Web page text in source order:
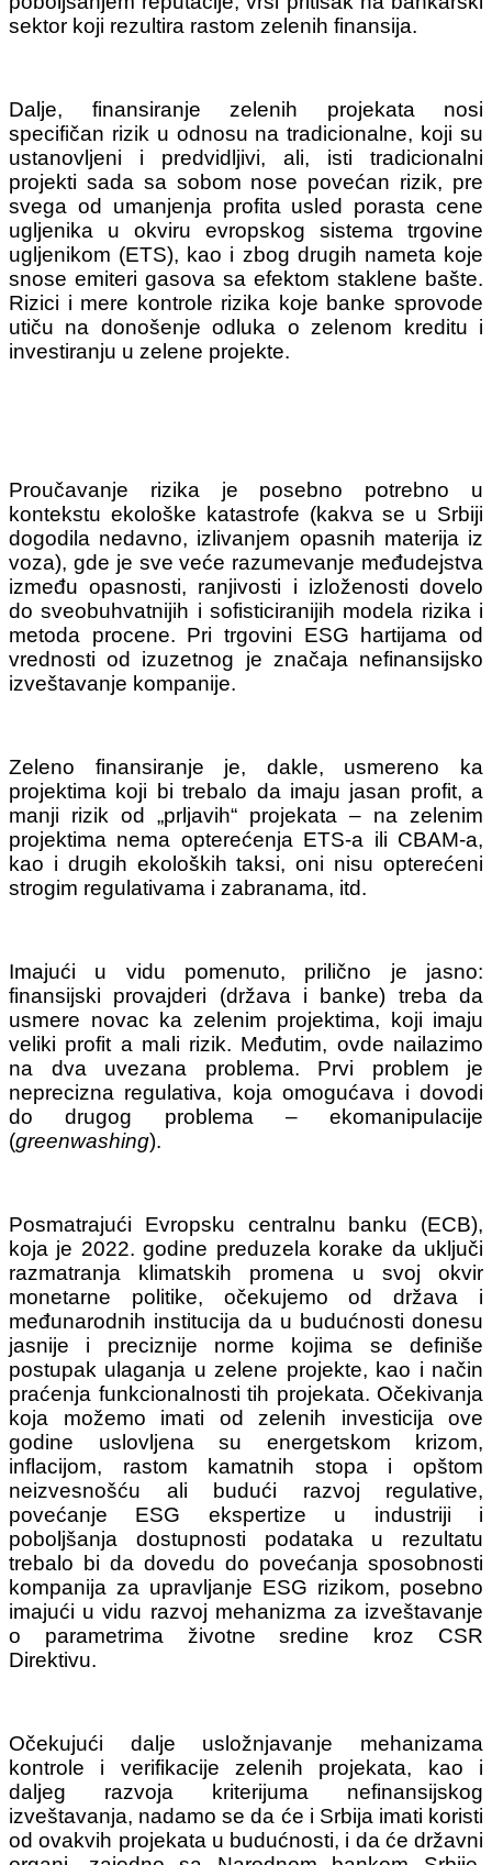
sektor koji rezultira rastom zelenih finansija.
Dalje, finansiranje zelenih projekata nosi
specifičan rizik u odnosu na tradicionalne, koji su
ustanovljeni i predvidljivi, ali, isti tradicionalni
projekti sada sa sobom nose povećan rizik, pre
svega od umanjenja profita usled porasta cene
ugljenika u okviru evropskog sistema trgovine
ugljenikom (ETS), kao i zbog drugih nameta koje
snose emiteri gasova sa efektom staklene bašte.
Rizici i mere kontrole rizika koje banke sprovode
utiču na donošenje odluka o zelenom kreditu i
investiranju u zelene projekte.
Proučavanje rizika je posebno potrebno u
kontekstu ekološke katastrofe (kakva se u Srbiji
dogodila nedavno, izlivanjem opasnih materija iz
voza), gde je sve veće razumevanje međudejstva
između opasnosti, ranjivosti i izloženosti dovelo
do sveobuhvatnijih i sofisticiranijih modela rizika i
metoda procene. Pri trgovini ESG hartijama od
vrednosti od izuzetnog je značaja nefinansijsko
izveštavanje kompanije.
Zeleno finansiranje je, dakle, usmereno ka
projektima koji bi trebalo da imaju jasan profit, a
manji rizik od „prljavih“ projekata – na zelenim
projektima nema opterećenja ETS-a ili CBAM-a,
kao i drugih ekoloških taksi, oni nisu opterećeni
strogim regulativama i zabranama, itd.
Imajući u vidu pomenuto, prilično je jasno:
finansijski provajderi (država i banke) treba da
usmere novac ka zelenim projektima, koji imaju
veliki profit a mali rizik. Međutim, ovde nailazimo
na dva uvezana problema. Prvi problem je
neprecizna regulativa, koja omogućava i dovodi
do drugog problema – ekomanipulacije
(greenwashing).
Posmatrajući Evropsku centralnu banku (ECB),
koja je 2022. godine preduzela korake da uključi
razmatranja klimatskih promena u svoj okvir
monetarne politike, očekujemo od država i
međunarodnih institucija da u budućnosti donesu
jasnije i preciznije norme kojima se definiše
postupak ulaganja u zelene projekte, kao i način
praćenja funkcionalnosti tih projekata. Očekivanja
koja možemo imati od zelenih investicija ove
godine uslovljena su energetskom krizom,
inflacijom, rastom kamatnih stopa i opštom
neizvesnošću ali budući razvoj regulative,
povećanje ESG ekspertize u industriji i
poboljšanja dostupnosti podataka u rezultatu
trebalo bi da dovedu do povećanja sposobnosti
kompanija za upravljanje ESG rizikom, posebno
imajući u vidu razvoj mehanizma za izveštavanje
o parametrima životne sredine kroz CSR
Direktivu.
Očekujući dalje usložnjavanje mehanizama
kontrole i verifikacije zelenih projekata, kao i
daljeg razvoja kriterijuma nefinansijskog
izveštavanja, nadamo se da će i Srbija imati koristi
od ovakvih projekata u budućnosti, i da će državni